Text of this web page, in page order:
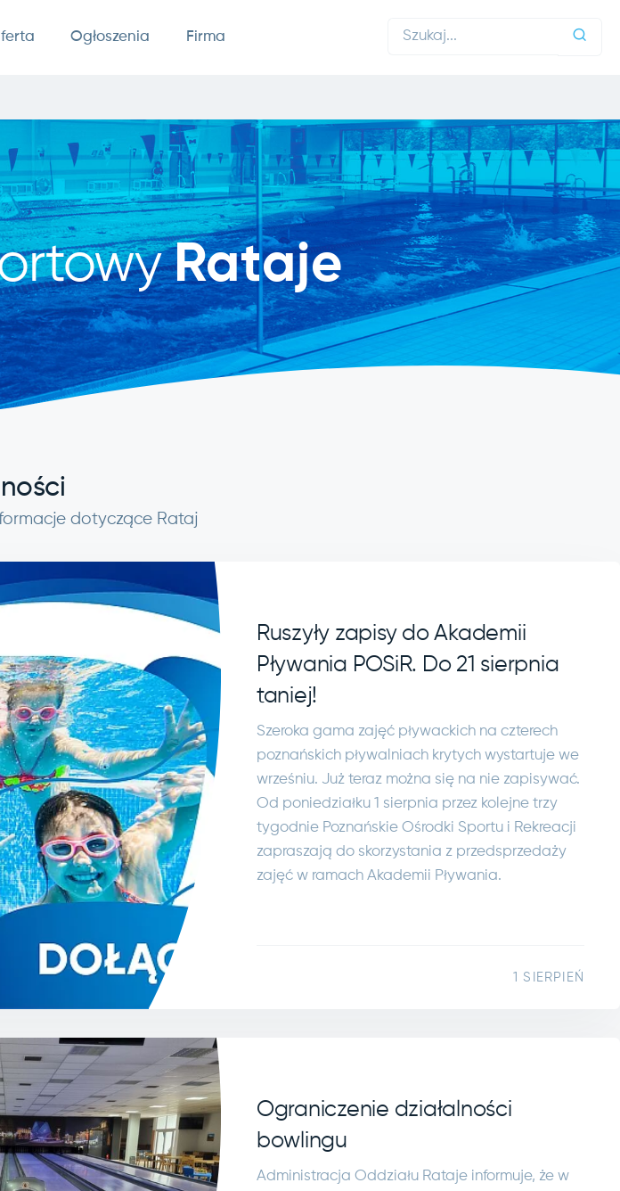
Ogłoszenia Firma
Rataje
dotyczące Rataj
Ruszyły zapisy do Akademii
Pływania POSiR. Do 21 sierpnia
taniej!
Szeroka gama zajęć pływackich na czterech
poznańskich pływalniach krytych wystartuje we
wrześniu. Już teraz można się na nie zapisywać.
Od poniedziałku 1 sierpnia przez kolejne trzy
tygodnie Poznańskie Ośrodki Sportu i Rekreacji
zapraszają do skorzystania z przedsprzedaży
zajęć w ramach Akademii Pływania.
1 SIERPIEŃ
Ograniczenie działalności
bowlingu
Administracja Oddziału Rataje informuje, że w